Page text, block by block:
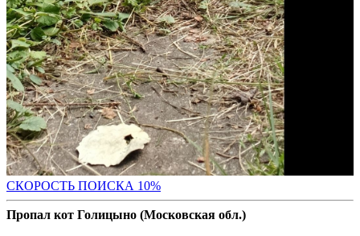
СКОРОСТЬ ПОИСКА 10%
Пропал кот Голицыно (Московская обл.)